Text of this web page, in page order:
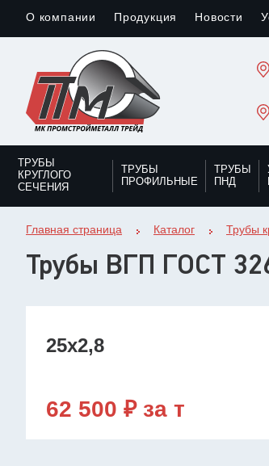
О компании Продукция Новости
ТРУБЫ
КРУГЛОГО
СЕЧЕНИЯ
ТРУБЫ
ПРОФИЛЬНЫЕ
ТРУБЫ
ПНД
Главная страница Каталог Трубы
Трубы ВГП ГОСТ
25х2,8
62 500 ₽ за т